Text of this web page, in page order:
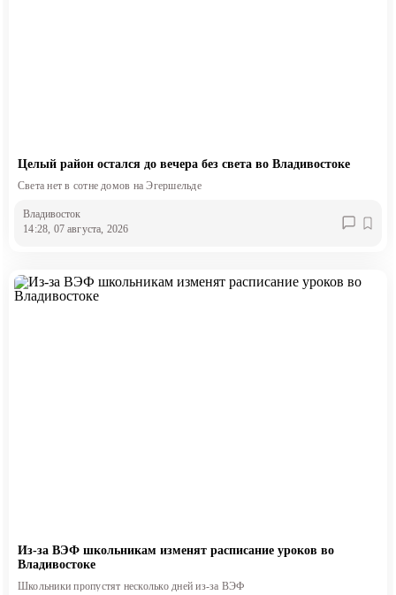
Целый район остался до вечера без света во Владивостоке
Света нет в сотне домов на Эгершельде
Владивосток
14:28, 07 августа, 2026
Из-за ВЭФ школьникам изменят расписание уроков во
Владивостоке
Школьники пропустят несколько дней из-за ВЭФ